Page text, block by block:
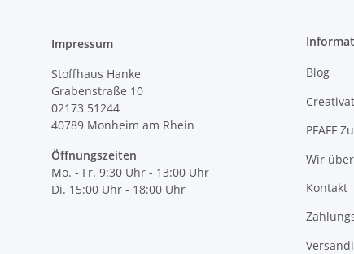
Impressum
Stoffhaus Hanke
Grabenstraße 10
02173 51244
40789 Monheim am Rhein
Öffnungszeiten
Mo. - Fr. 9:30 Uhr - 13:00 Uhr
Di. 15:00 Uhr - 18:00 Uhr
Blog
PFAFF
Wir
Kontakt